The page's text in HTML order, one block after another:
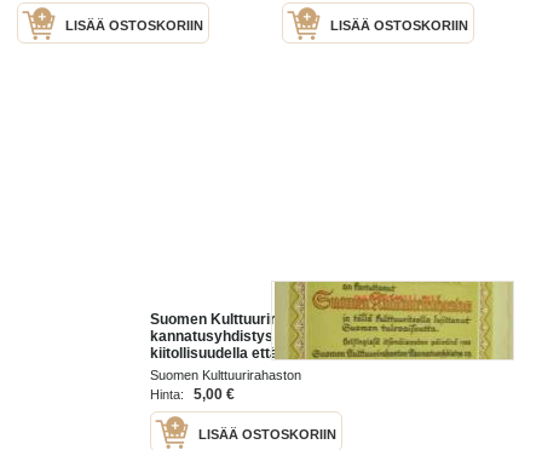
LISÄÄ OSTOSKORIIN LISÄÄ OSTOSKORIIN
Suomen Kulttuurirahaston
kannatusyhdistys tunnustaa
kiitollisuudella että Rautjärven
Osuuskauppa r.l. on kartuttanut
Suomen Kulttuurirahastoa ja tällä
Suomen Kulttuurirahaston
kannatusyhdistys 1938
Hinta: 5,00 €
LISÄÄ OSTOSKORIIN